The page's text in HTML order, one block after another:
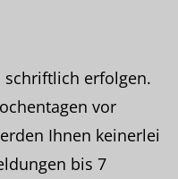
schriftlich erfolgen.
vor
Ihnen keinerlei
bis 7